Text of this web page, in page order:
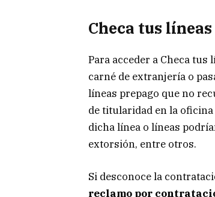
Checa tus líneas
Para acceder a Checa tus
carné de extranjería o
líneas prepago que no
de titularidad en la
dicha línea o líneas
extorsión, entre otros.
Si desconoce la
reclamo por